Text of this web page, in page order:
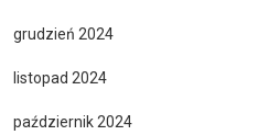
grudzień 2024
listopad 2024
październik 2024